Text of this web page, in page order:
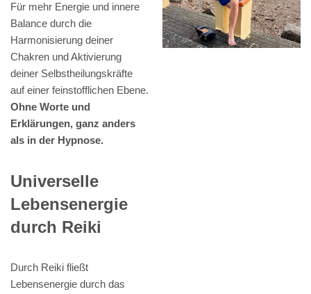
Für mehr Energie und innere
Balance durch die
Harmonisierung deiner
Chakren und Aktivierung
deiner Selbstheilungskräfte
auf einer feinstofflichen Ebene.
Ohne Worte und
Erklärungen, ganz anders
als in der Hypnose.
Universelle
Lebensenergie
durch Reiki
Durch Reiki fließt
Lebensenergie durch das